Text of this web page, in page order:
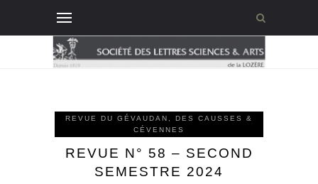
REVUE DU GÉVAUDAN, DES CAUSSES &
CÉVENNES
REVUE N° 58 – SECOND
SEMESTRE 2024